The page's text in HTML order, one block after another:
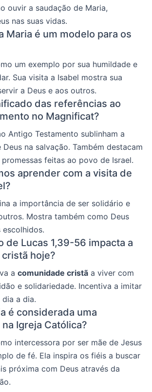
ouvir a saudação de Maria,
nas suas vidas.
Maria é um modelo para os
um exemplo por sua humildade e
Sua visita a Isabel mostra sua
a Deus e aos outros.
das referências ao
no Magnificat?
Antigo Testamento sublinham a
na salvação. Também destacam
promessas feitas ao povo de Israel.
aprender com a visita de
a importância de ser solidário e
Mostra também como Deus
de Lucas 1,39-56 impacta a
hoje?
a comunidade cristã a viver com
e solidariedade. Incentiva a imitar
dia a dia.
é considerada uma
Igreja Católica?
intercessora por ser mãe de Jesus
de fé. Ela inspira os fiéis a buscar
próxima com Deus através da